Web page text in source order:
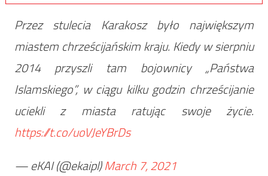
Przez stulecia Karakosz było największym
miastem chrześcijańskim kraju. Kiedy w sierpniu
2014 przyszli tam bojownicy „Państwa
Islamskiego”, w ciągu kilku godzin chrześcijanie
uciekli z miasta ratując swoje życie.
https://t.co/uoVJeYBrDs
— eKAI (@ekaipl)March 7, 2021